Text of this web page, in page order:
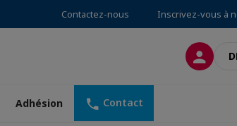
Contactez-nous Inscrivez-vous à
Adhésion Contact